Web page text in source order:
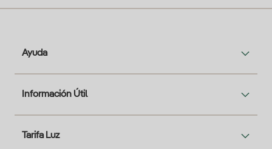
Ayuda
Información Útil
Tarifa Luz